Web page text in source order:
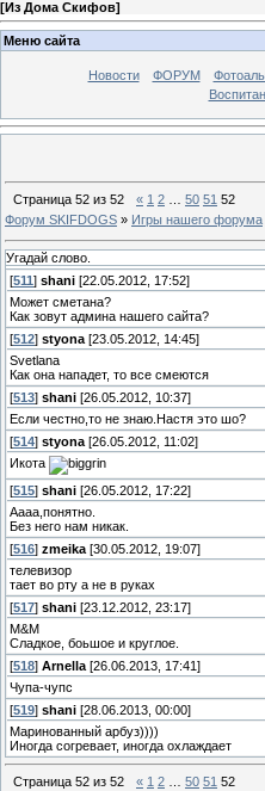
[Из Дома Скифов]
Меню сайта
Новости ФОРУМ
Страница 52 из 52 « 1 2 50 51 52
Форум SKIFDOGS » Игры нашего форума
Угадай слово.
[511] shani [22.05.2012, 17:52]
Может сметана?
Как зовут админа нашего сайта?
[512] styona [23.05.2012, 14:45]
Svetlana
Как она нападет, то все смеются
[513] shani [26.05.2012, 10:37]
Если честно,то не знаю.Настя это шо?
[514] styona [26.05.2012, 11:02]
Икота
[515] shani [26.05.2012, 17:22]
Аааа,понятно.
Без него нам никак.
[516] zmeika [30.05.2012, 19:07]
телевизор
тает во рту а не в руках
[517] shani [23.12.2012, 23:17]
М&М
Сладкое, боьшое и круглое.
[518] Arnella [26.06.2013, 17:41]
Чупа-чупс
[519] shani [28.06.2013, 00:00]
Маринованный арбуз))))
Иногда согревает, иногда охлаждает
Страница 52 из 52 « 1 2 50 51 52